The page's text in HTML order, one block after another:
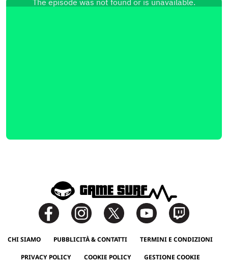
CHI SIAMO PUBBLICITÀ & CONTATTI TERMINI E CONDIZIONI
PRIVACY POLICY COOKIE POLICY GESTIONE COOKIE